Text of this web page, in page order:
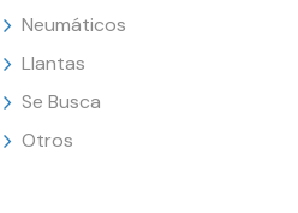
Neumáticos
Llantas
Se Busca
Otros